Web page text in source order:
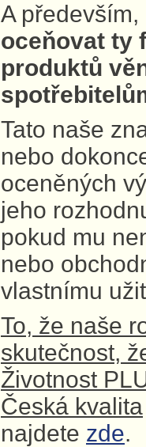
A především,
oceňovat ty
produktů
Tato naše
nebo
oceněných
jeho
pokud mu
nebo
vlastnímu
To, že naše
skutečnost,
Životnost
Česká kvalita
najdete zde.